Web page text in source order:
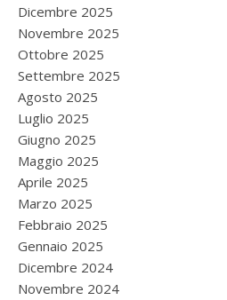
Dicembre 2025
Novembre 2025
Ottobre 2025
Settembre 2025
Agosto 2025
Luglio 2025
Giugno 2025
Maggio 2025
Aprile 2025
Marzo 2025
Febbraio 2025
Gennaio 2025
Dicembre 2024
Novembre 2024